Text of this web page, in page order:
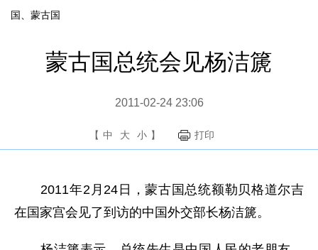
国、蒙古国
蒙古国总统会见杨洁篪
2011-02-24 23:06
【 中 大 小 】 打印
2011年2月24日，蒙古国总统额勒贝格道尔吉
在国家宫会见了到访的中国外交部长杨洁篪。